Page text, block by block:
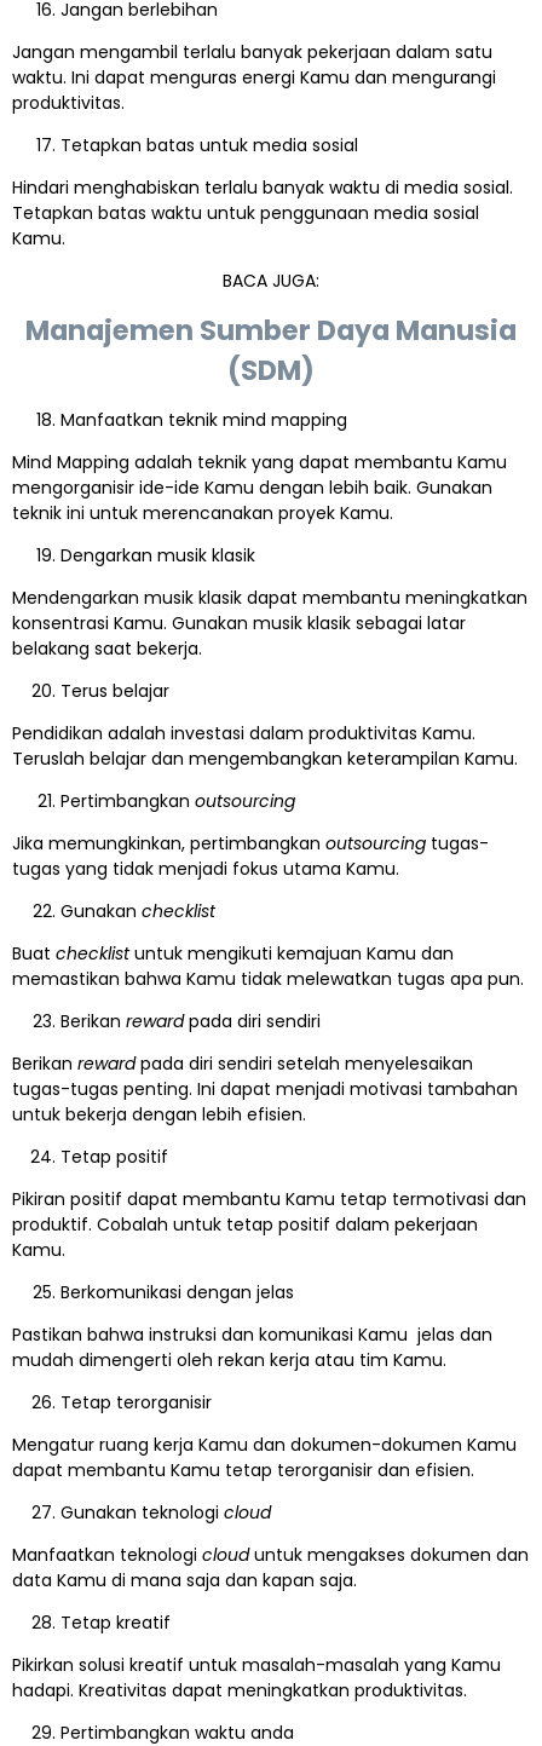
Jangan berlebihan
Jangan mengambil terlalu banyak pekerjaan dalam satu
waktu. Ini dapat menguras energi Kamu dan mengurangi
produktivitas.
Tetapkan batas untuk media sosial
Hindari menghabiskan terlalu banyak waktu di media sosial.
Tetapkan batas waktu untuk penggunaan media sosial
Kamu.
BACA JUGA:
Manajemen Sumber Daya Manusia
(SDM)
Manfaatkan teknik mind mapping
Mind Mapping adalah teknik yang dapat membantu Kamu
mengorganisir ide-ide Kamu dengan lebih baik. Gunakan
teknik ini untuk merencanakan proyek Kamu.
Dengarkan musik klasik
Mendengarkan musik klasik dapat membantu meningkatkan
konsentrasi Kamu. Gunakan musik klasik sebagai latar
belakang saat bekerja.
Terus belajar
Pendidikan adalah investasi dalam produktivitas Kamu.
Teruslah belajar dan mengembangkan keterampilan Kamu.
Pertimbangkan outsourcing
Jika memungkinkan, pertimbangkan outsourcing tugas-
tugas yang tidak menjadi fokus utama Kamu.
Gunakan checklist
Buat checklistuntuk mengikuti kemajuan Kamu dan
memastikan bahwa Kamu tidak melewatkan tugas apa pun.
Berikan rewardpada diri sendiri
Berikan rewardpada diri sendiri setelah menyelesaikan
tugas-tugas penting. Ini dapat menjadi motivasi tambahan
untuk bekerja dengan lebih efisien.
Tetap positif
Pikiran positif dapat membantu Kamu tetap termotivasi dan
produktif. Cobalah untuk tetap positif dalam pekerjaan
Kamu.
Berkomunikasi dengan jelas
Pastikan bahwa instruksi dan komunikasi Kamu jelas dan
mudah dimengerti oleh rekan kerja atau tim Kamu.
Tetap terorganisir
Mengatur ruang kerja Kamu dan dokumen-dokumen Kamu
dapat membantu Kamu tetap terorganisir dan efisien.
Gunakan teknologi cloud
Manfaatkan teknologi clouduntuk mengakses dokumen dan
data Kamu di mana saja dan kapan saja.
Tetap kreatif
Pikirkan solusi kreatif untuk masalah-masalah yang Kamu
hadapi. Kreativitas dapat meningkatkan produktivitas.
Pertimbangkan waktu anda